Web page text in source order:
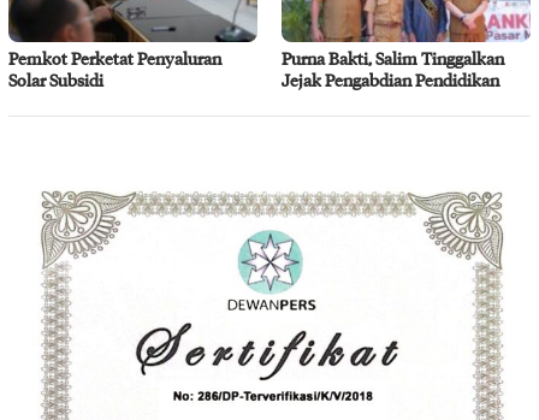
Pemkot Perketat Penyaluran
Solar Subsidi
Purna Bakti, Salim Tinggalkan
Jejak Pengabdian Pendidikan